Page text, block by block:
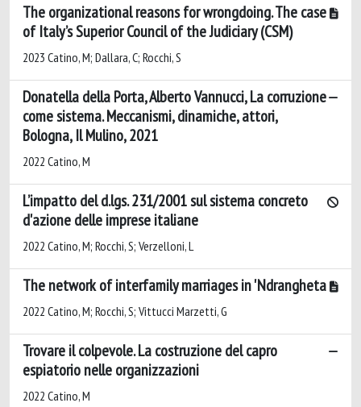
The organizational reasons for wrongdoing. The case
of Italy’s Superior Council of the Judiciary (CSM)
2023 Catino, M; Dallara, C; Rocchi, S
Donatella della Porta, Alberto Vannucci, La corruzione
come sistema. Meccanismi, dinamiche, attori,
Bologna, Il Mulino, 2021
2022 Catino, M
L’impatto del d.lgs. 231/2001 sul sistema concreto
d'azione delle imprese italiane
2022 Catino, M; Rocchi, S; Verzelloni, L
The network of interfamily marriages in 'Ndrangheta
2022 Catino, M; Rocchi, S; Vittucci Marzetti, G
Trovare il colpevole. La costruzione del capro
espiatorio nelle organizzazioni
2022 Catino, M